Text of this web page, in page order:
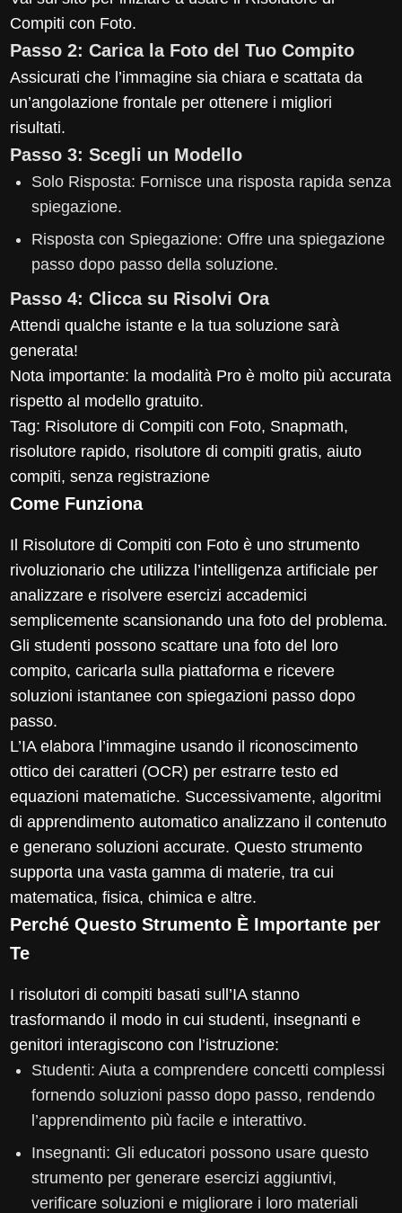
Compiti con Foto.
Passo 2: Carica la Foto del Tuo Compito
Assicurati che l’immagine sia chiara e scattata da
un’angolazione frontale per ottenere i migliori
risultati.
Passo 3: Scegli un Modello
Solo Risposta: Fornisce una risposta rapida senza
spiegazione.
Risposta con Spiegazione: Offre una spiegazione
passo dopo passo della soluzione.
Passo 4: Clicca su Risolvi Ora
Attendi qualche istante e la tua soluzione sarà
generata!
Nota importante: la modalità Pro è molto più accurata
rispetto al modello gratuito.
Tag: Risolutore di Compiti con Foto, Snapmath,
risolutore rapido, risolutore di compiti gratis, aiuto
compiti, senza registrazione
Come Funziona
Il Risolutore di Compiti con Foto è uno strumento
rivoluzionario che utilizza l’intelligenza artificiale per
analizzare e risolvere esercizi accademici
semplicemente scansionando una foto del problema.
Gli studenti possono scattare una foto del loro
compito, caricarla sulla piattaforma e ricevere
soluzioni istantanee con spiegazioni passo dopo
passo.
L’IA elabora l’immagine usando il riconoscimento
ottico dei caratteri (OCR) per estrarre testo ed
equazioni matematiche. Successivamente, algoritmi
di apprendimento automatico analizzano il contenuto
e generano soluzioni accurate. Questo strumento
supporta una vasta gamma di materie, tra cui
matematica, fisica, chimica e altre.
Perché Questo Strumento È Importante per
Te
I risolutori di compiti basati sull’IA stanno
trasformando il modo in cui studenti, insegnanti e
genitori interagiscono con l’istruzione:
Studenti: Aiuta a comprendere concetti complessi
fornendo soluzioni passo dopo passo, rendendo
l’apprendimento più facile e interattivo.
Insegnanti: Gli educatori possono usare questo
strumento per generare esercizi aggiuntivi,
verificare soluzioni e migliorare i loro materiali